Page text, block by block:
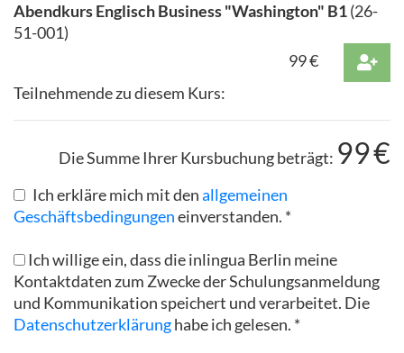
Abendkurs Englisch Business "Washington" B1(26-
51-001)
99€
Teilnehmende zu diesem Kurs:
Die Summe Ihrer Kursbuchung beträgt: 99€
Ich erkläre mich mit denallgemeinen
Geschäftsbedingungeneinverstanden. *
Ich willige ein, dass die inlingua Berlin meine
Kontaktdaten zum Zwecke der Schulungsanmeldung
und Kommunikation speichert und verarbeitet. Die
Datenschutzerklärunghabe ich gelesen. *